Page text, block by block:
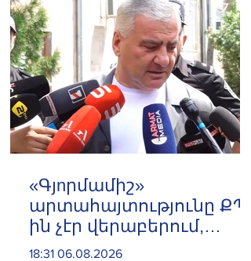
«Գյnրմամիշ»
արտահայտությունը ՔՊ-
ին չէր վերաբերում,
ինձնից բիզնես
18:31 06.08.2026